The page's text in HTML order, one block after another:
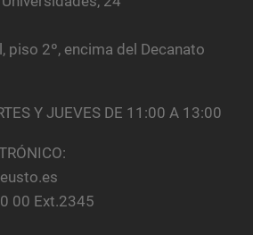
piso 2º, encima del Decanato
Y JUEVES DE 11:00 A 13:00
00 Ext.2345